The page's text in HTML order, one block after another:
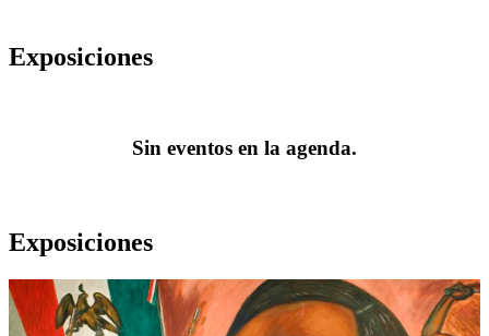
Exposiciones
Sin eventos en la agenda.
Exposiciones